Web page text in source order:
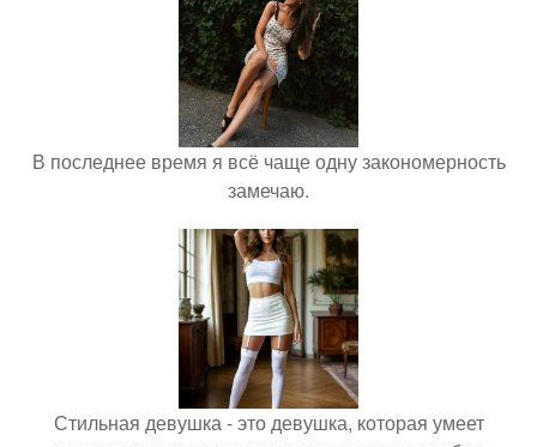
В последнее время я всё чаще одну закономерность
замечаю.
Стильная девушка - это девушка, которая умеет